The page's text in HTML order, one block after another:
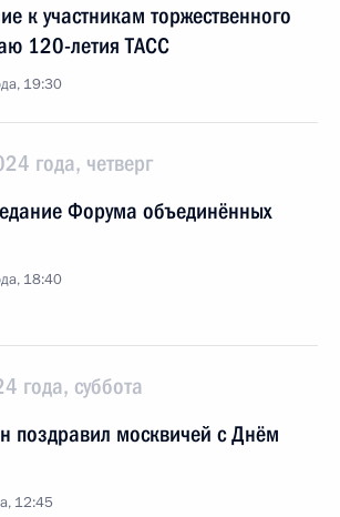
к участникам торжественного
120-летия ТАСС
19:30
года, четверг
Форума объединённых
18:40
года, суббота
поздравил москвичей с Днём
12:45